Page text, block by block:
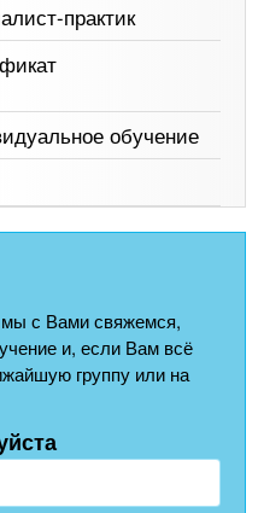
практик
обучение
с Вами свяжемся,
и, если Вам всё
группу или на